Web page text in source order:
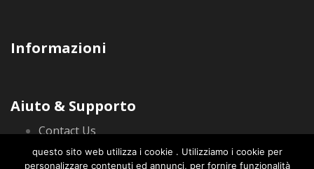
Informazioni
Aiuto & Supporto
Contact Us
Privacy Policy
questo sito web utilizza i cookie . Utilizziamo i cookie per
personalizzare contenuti ed annunci, per fornire funzionalità